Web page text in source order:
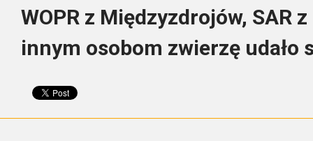
WOPR z Międzyzdrojów, SAR
innym osobom zwierzę udało